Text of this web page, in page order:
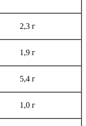
2,3 г
1,9 г
5,4 г
1,0 г